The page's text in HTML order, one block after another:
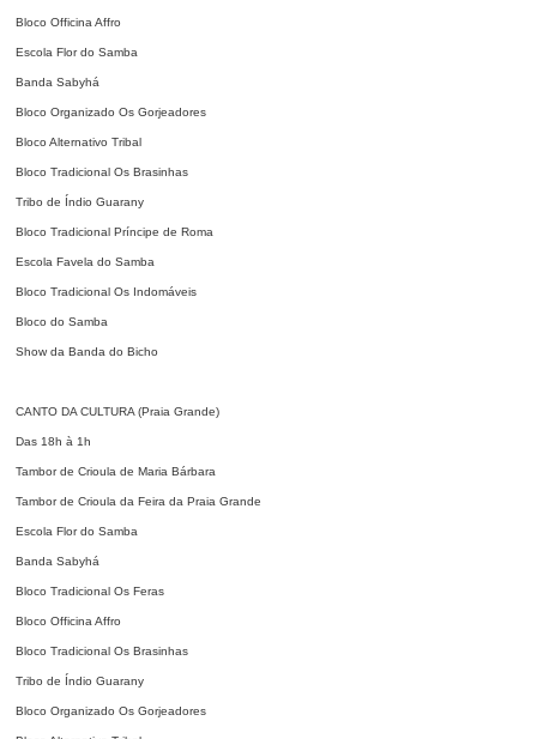
Bloco Officina Affro
Escola Flor do Samba
Banda Sabyhá
Bloco Organizado Os Gorjeadores
Bloco Alternativo Tribal
Bloco Tradicional Os Brasinhas
Tribo de Índio Guarany
Bloco Tradicional Príncipe de Roma
Escola Favela do Samba
Bloco Tradicional Os Indomáveis
Bloco do Samba
Show da Banda do Bicho
CANTO DA CULTURA (Praia Grande)
Das 18h à 1h
Tambor de Crioula de Maria Bárbara
Tambor de Crioula da Feira da Praia Grande
Escola Flor do Samba
Banda Sabyhá
Bloco Tradicional Os Feras
Bloco Officina Affro
Bloco Tradicional Os Brasinhas
Tribo de Índio Guarany
Bloco Organizado Os Gorjeadores